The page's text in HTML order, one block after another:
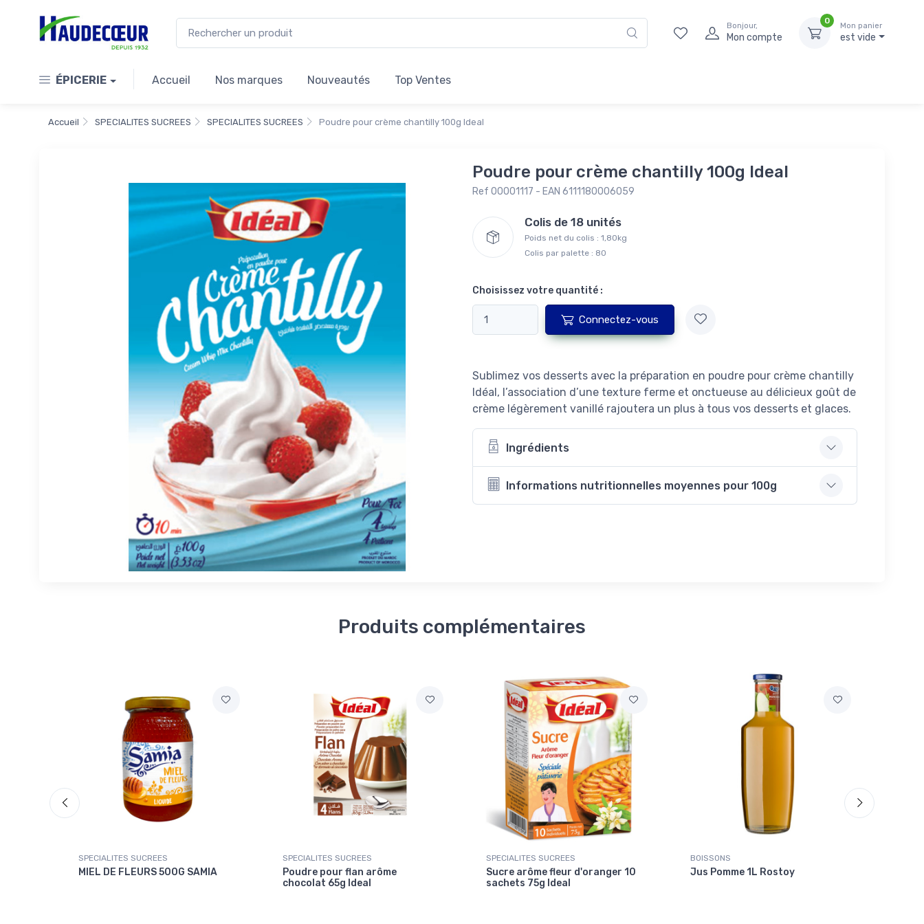
Bonjour,
Mon compte
0
Mon panier
est vide
ÉPICERIE Accueil Nos marques Nouveautés Top Ventes
Accueil SPECIALITES SUCREES SPECIALITES SUCREES Poudre pour crème chantilly 100g Ideal
Poudre pour crème chantilly 100g Ideal
Ref 00001117 - EAN 6111180006059
Colis de 18 unités
Poids net du colis : 1,80kg
Colis par palette : 80
Choisissez votre quantité :
Connectez-vous
Sublimez vos desserts avec la préparation en poudre pour crème chantilly
Idéal, l’association d’une texture ferme et onctueuse au délicieux goût de
crème légèrement vanillé rajoutera un plus à tous vos desserts et glaces.
Ingrédients
Informations nutritionnelles moyennes pour 100g
Produits complémentaires
SPECIALITES SUCREES
MIEL DE FLEURS 500G SAMIA
SPECIALITES SUCREES
Poudre pour flan arôme
chocolat 65g Ideal
SPECIALITES SUCREES
Sucre arôme fleur d'oranger 10
sachets 75g Ideal
BOISSONS
Jus Pomme 1L Rostoy